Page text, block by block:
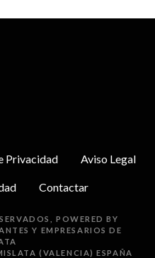
Privacidad Aviso Legal
Contactar
POWERED BY
Y EMPRESARIOS DE
(VALENCIA) ESPAÑA